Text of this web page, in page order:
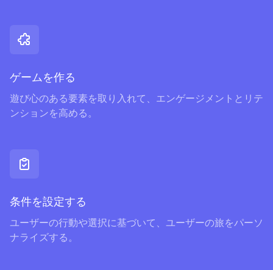
ゲームを作る
遊び心のある要素を取り入れて、エンゲージメントとリテ
ンションを高める。
条件を設定する
ユーザーの行動や選択に基づいて、ユーザーの旅をパーソ
ナライズする。